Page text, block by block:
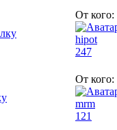
От кого:
hipot
247
От кого:
mrm
121